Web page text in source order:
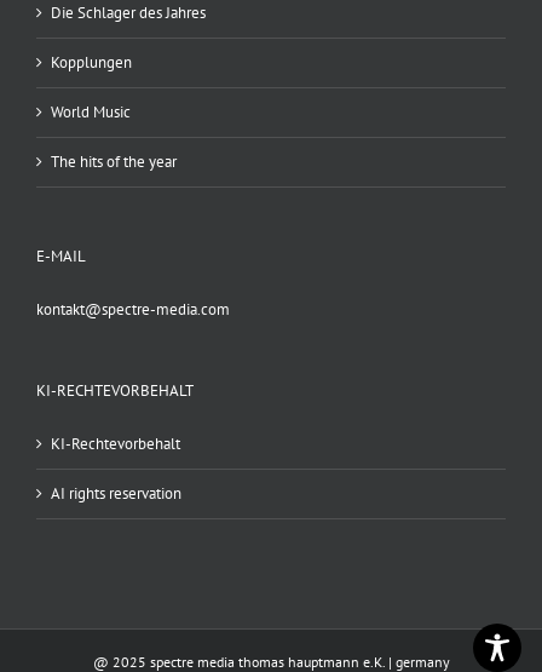
Die Schlager des Jahres
Kopplungen
World Music
The hits of the year
E-MAIL
kontakt@spectre-media.com
KI-RECHTEVORBEHALT
KI-Rechtevorbehalt
AI rights reservation
@ 2025 spectre media thomas hauptmann e.K. | germany